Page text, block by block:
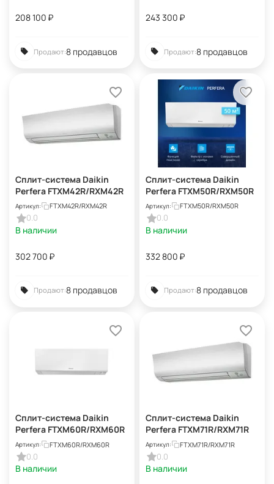
208 100 ₽
Продают:8 продавцов
243 300 ₽
Продают:8 продавцов
Сплит-система Daikin
Perfera FTXM42R/RXM42R
Артикул: FTXM42R/RXM42R
0.0
В наличии
302 700 ₽
Продают:8 продавцов
Сплит-система Daikin
Perfera FTXM50R/RXM50R
Артикул: FTXM50R/RXM50R
0.0
В наличии
332 800 ₽
Продают:8 продавцов
Сплит-система Daikin
Perfera FTXM60R/RXM60R
Артикул: FTXM60R/RXM60R
0.0
В наличии
Сплит-система Daikin
Perfera FTXM71R/RXM71R
Артикул: FTXM71R/RXM71R
0.0
В наличии